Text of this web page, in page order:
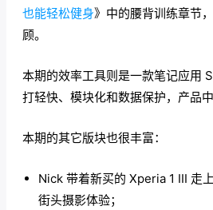
也能轻松健身》中的腰背训练章节
顾。
本期的效率工具则是一款笔记应用
打轻快、模块化和数据保护，产品中
本期的其它版块也很丰富：
Nick 带着新买的 Xperia 1 III 走
街头摄影体验；